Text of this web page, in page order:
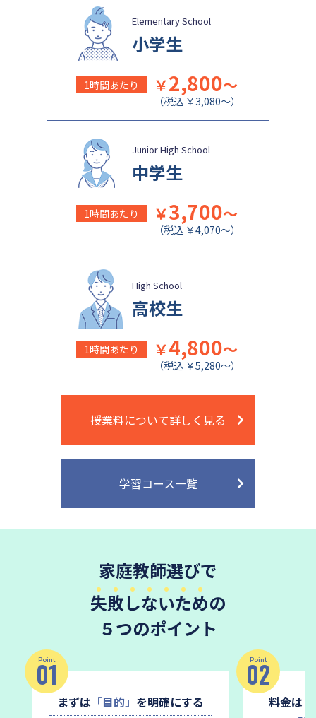
Elementary School
小学生
1時間あたり ￥2,800～
（税込 ￥3,080～）
Junior High School
中学生
1時間あたり ￥3,700～
（税込 ￥4,070～）
High School
高校生
1時間あたり ￥4,800～
（税込 ￥5,280～）
授業料について詳しく見る
学習コース一覧
家庭教師選びで
失敗しないための
５つのポイント
Point
01
まずは 「目的」 を明確にする
Point
02
料金は